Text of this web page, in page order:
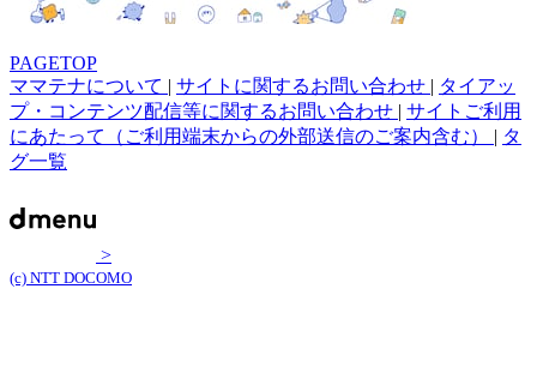
PAGETOP
ママテナについて | サイトに関するお問い合わせ | タイアッ
プ・コンテンツ配信等に関するお問い合わせ | サイトご利用
にあたって（ご利用端末からの外部送信のご案内含む） | タ
グ一覧
>
(c) NTT DOCOMO